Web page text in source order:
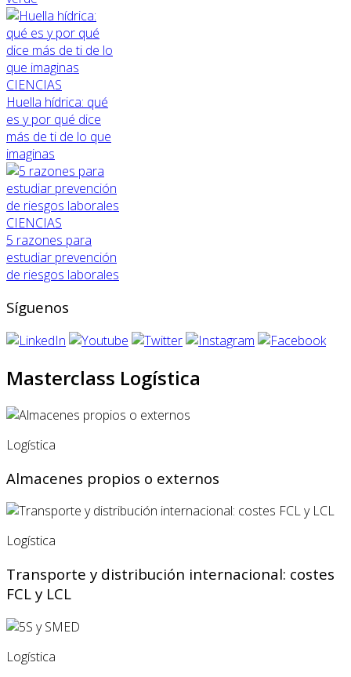
CIENCIAS
Huella hídrica: qué
es y por qué dice
más de ti de lo que
imaginas
CIENCIAS
5 razones para
estudiar prevención
de riesgos laborales
Síguenos
Masterclass Logística
Logística
Almacenes propios o externos
Logística
Transporte y distribución internacional: costes
FCL y LCL
Logística